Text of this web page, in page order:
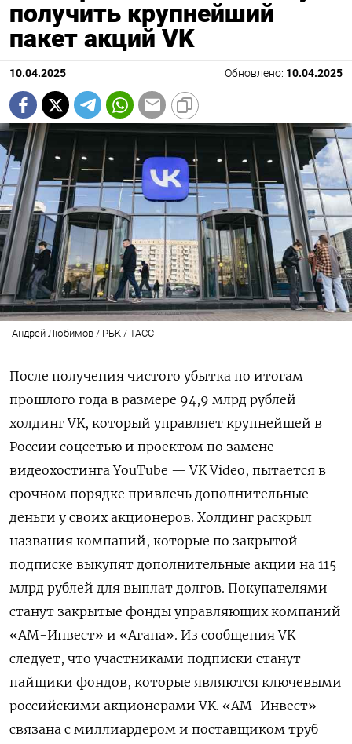
получить крупнейший
пакет акций VK
10.04.2025 Обновлено: 10.04.2025
Андрей Любимов / РБК / ТАСС
После получения чистого убытка по итогам
прошлого года в размере 94,9 млрд рублей
холдинг VK, который управляет крупнейшей в
России соцсетью и проектом по замене
видеохостинга YouTube — VK Video, пытается в
срочном порядке привлечь дополнительные
деньги у своих акционеров. Холдинг раскрыл
названия компаний, которые по закрытой
подписке выкупят дополнительные акции на 115
млрд рублей для выплат долгов. Покупателями
станут закрытые фонды управляющих компаний
«АМ-Инвест» и «Агана». Из сообщения VK
следует, что участниками подписки станут
пайщики фондов, которые являются ключевыми
российскими акционерами VK. «АМ-Инвест»
связана с миллиардером и поставщиком труб